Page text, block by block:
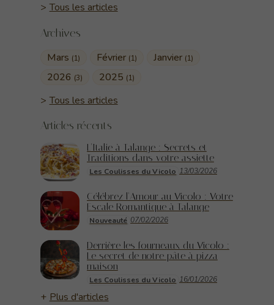
Tous les articles
Archives
Mars (1) Février (1) Janvier (1)
2026 (3) 2025 (1)
Tous les articles
Articles récents
Les Coulisses du Vicolo 13/03/2026
L'Italie à Talange : Secrets et
Traditions dans votre assiette
Nouveauté 07/02/2026
Célébrez l'Amour au Vicolo : Votre
Escale Romantique à Talange
Les Coulisses du Vicolo 16/01/2026
Derrière les fourneaux du Vicolo :
Le secret de notre pâte à pizza
maison
Plus d'articles